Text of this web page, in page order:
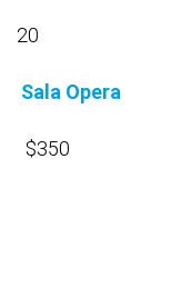
20
Sala Opera
$350